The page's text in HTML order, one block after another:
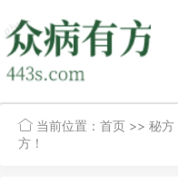
当前位置： 首页 >> 秘方
方！